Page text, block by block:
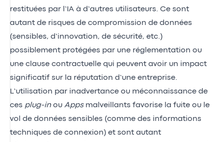
restituées par l’IA à d’autres utilisateurs. Ce sont
autant de risques de compromission de données
(sensibles, d’innovation, de sécurité, etc.)
possiblement protégées par une réglementation ou
une clause contractuelle qui peuvent avoir un impact
significatif sur la réputation d’une entreprise.
L’utilisation par inadvertance ou méconnaissance de
ces plug-in ou Appsmalveillants favorise la fuite ou le
vol de données sensibles (comme des informations
techniques de connexion) et sont autant